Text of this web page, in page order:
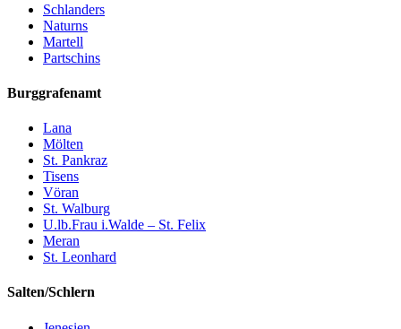
Schlanders
Naturns
Martell
Partschins
Burggrafenamt
Lana
Mölten
St. Pankraz
Tisens
Vöran
St. Walburg
U.lb.Frau i.Walde – St. Felix
Meran
St. Leonhard
Salten/Schlern